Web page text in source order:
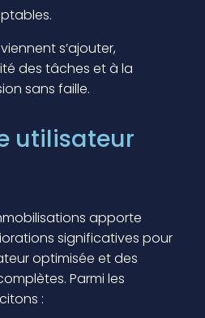
s’ajouter,
des tâches et à la
sans faille.
utilisateur
apporte
significatives pour
optimisée et des
Parmi les
: